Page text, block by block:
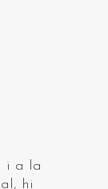
i a la
hi